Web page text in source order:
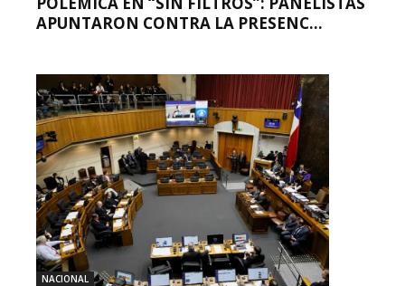
APUNTARON CONTRA LA PRESENC...
NACIONAL